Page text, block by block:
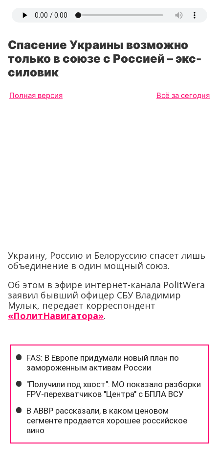
Спасение Украины возможно
только в союзе с Россией – экс-
силовик
Полная версия Всё за сегодня
Украину, Россию и Белоруссию спасет лишь
объединение в один мощный союз.
Об этом в эфире интернет-канала PolitWera
заявил бывший офицер СБУ Владимир
Мулык, передает корреспондент
«ПолитНавигатора».